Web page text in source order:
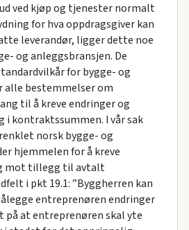
ved kjøp og tjenester normalt
for hva oppdragsgiver kan
leverandør, ligger dette noe
og anleggsbransjen. De
for bygge- og
alle bestemmelser om
til å kreve endringer og
kontraktssummen. I vår sak
norsk bygge- og
hjemmelen for å kreve
mot tillegg til avtalt
i pkt 19.1: ”Byggherren kan
entreprenøren endringer
på at entreprenøren skal yte